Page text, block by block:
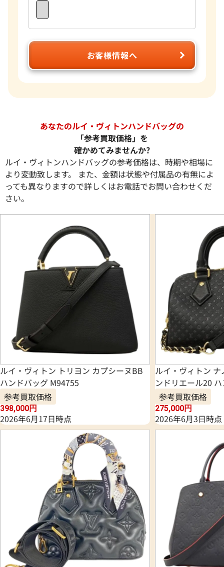
お客様情報へ
あなたのルイ・ヴィトンハンドバッグの
「参考買取価格」を
確かめてみませんか?
ルイ・ヴィトンハンドバッグの参考価格は、時期や相場に
より変動致します。 また、金額は状態や付属品の有無によ
っても異なりますので詳しくはお電話でお問い合わせくだ
さい。
ルイ・ヴィトン トリヨン カプシーヌBB
ハンドバッグ M94755
参考買取価格
398,000円
2026年6月17日時点
ルイ・ヴィトン
ンドリエール20
参考買取価格
275,000円
2026年6月3日時点